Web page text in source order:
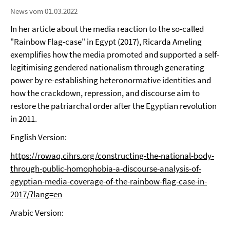
News vom 01.03.2022
In her article about the media reaction to the so-called
"Rainbow Flag-case" in Egypt (2017), Ricarda Ameling
exemplifies how the media promoted and supported a self-
legitimising gendered nationalism through generating
power by re-establishing heteronormative identities and
how the crackdown, repression, and discourse aim to
restore the patriarchal order after the Egyptian revolution
in 2011.
English Version:
https://rowaq.cihrs.org/constructing-the-national-body-
through-public-homophobia-a-discourse-analysis-of-
egyptian-media-coverage-of-the-rainbow-flag-case-in-
2017/?lang=en
Arabic Version: